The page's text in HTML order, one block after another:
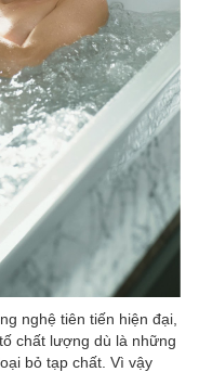
nghệ tiên tiến hiện đại,
chất lượng dù là những
bỏ tạp chất. Vì vậy